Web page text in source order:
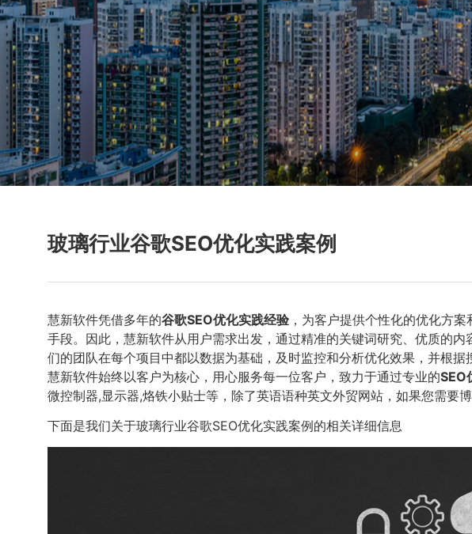
玻璃行业谷歌SEO优化实践案例
慧新软件凭借多年的谷歌SEO优化实践经验 ，为客户提供个性化的优化方
手段。因此，慧新软件从用户需求出发，通过精准的关键词研究、优质的
们的团队在每个项目中都以数据为基础，及时监控和分析优化效果，并根
慧新软件始终以客户为核心，用心服务每一位客户，致力于通过专业的SEO
微控制器,显示器,烙铁小贴士等，除了英语语种英文外贸网站，如果您需要
下面是我们关于玻璃行业谷歌SEO优化实践案例的相关详细信息